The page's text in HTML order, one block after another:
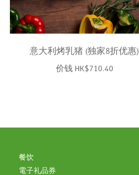
意大利烤乳猪 (独家8折优惠)
价钱 HK$710.40
餐饮
電子礼品券